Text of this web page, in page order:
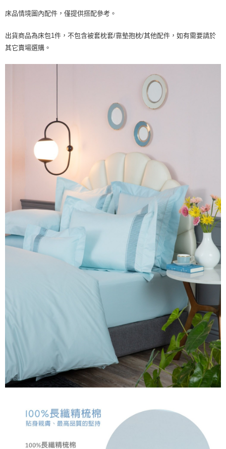
床品情境圖內配件，僅提供搭配參考。
出貨商品為床包1件，不包含被套枕套/靠墊抱枕/其他配件，如有需要請於
其它賣場選購。